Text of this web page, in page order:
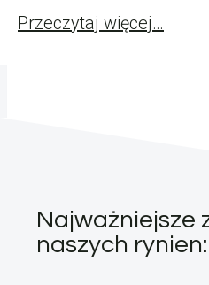
Przeczytaj więcej…
Najważniejsze
naszych rynien: